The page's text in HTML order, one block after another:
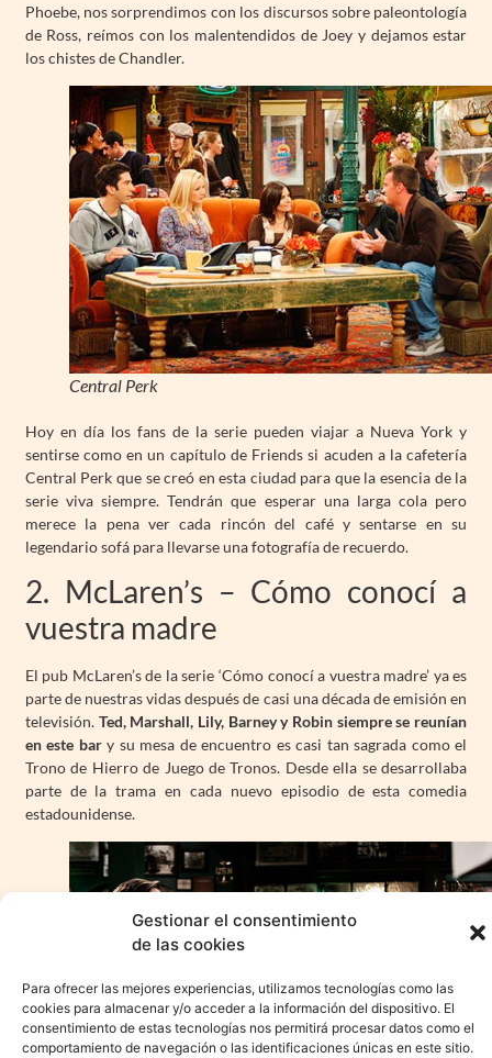
Gestionar el consentimiento
de las cookies
Para ofrecer las mejores experiencias, utilizamos tecnologías como las
cookies para almacenar y/o acceder a la información del dispositivo. El
consentimiento de estas tecnologías nos permitirá procesar datos como el
comportamiento de navegación o las identificaciones únicas en este sitio.
Phoebe, nos sorprendimos con los discursos sobre paleontología
de Ross, reímos con los malentendidos de Joey y dejamos estar
los chistes de Chandler.
Central Perk
Hoy en día los fans de la serie pueden viajar a Nueva York y
sentirse como en un capítulo de Friends si acuden a la cafetería
Central Perk que se creó en esta ciudad para que la esencia de la
serie viva siempre. Tendrán que esperar una larga cola pero
merece la pena ver cada rincón del café y sentarse en su
legendario sofá para llevarse una fotografía de recuerdo.
2. McLaren’s – Cómo conocí a
vuestra madre
El pub McLaren’s de la serie ‘Cómo conocí a vuestra madre’ ya es
parte de nuestras vidas después de casi una década de emisión en
televisión.Ted, Marshall, Lily, Barney y Robin siempre se reunían
en este bary su mesa de encuentro es casi tan sagrada como el
Trono de Hierro de Juego de Tronos. Desde ella se desarrollaba
parte de la trama en cada nuevo episodio de esta comedia
estadounidense.